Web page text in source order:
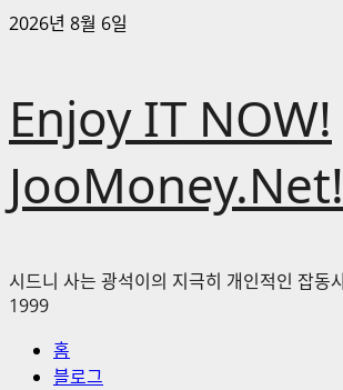
콘
로
바
기
2026년 8월 6일
Enjoy IT NOW!
JooMoney.Net!
시드니 사는 광석이의 지극히 개인적인 잡동
1999
홈
블로그